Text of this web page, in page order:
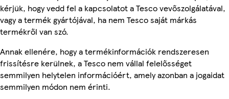
kérjük, hogy vedd fel a kapcsolatot a Tesco vevőszolgálatával,
vagy a termék gyártójával, ha nem Tesco saját márkás
termékről van szó.
Annak ellenére, hogy a termékinformációk rendszeresen
frissítésre kerülnek, a Tesco nem vállal felelősséget
semmilyen helytelen információért, amely azonban a jogaidat
semmilyen módon nem érinti.